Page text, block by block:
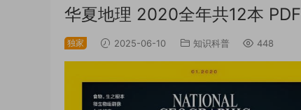
华夏地理 2020全年共12本 PDF
独家 2025-06-10 知识科普 448